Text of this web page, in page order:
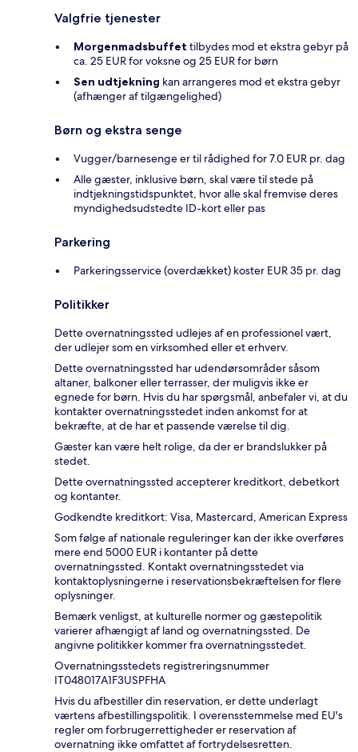
Valgfrie tjenester
Morgenmadsbuffet tilbydes mod et ekstra gebyr på
ca. 25 EUR for voksne og 25 EUR for børn
Sen udtjekning kan arrangeres mod et ekstra gebyr
(afhænger af tilgængelighed)
Børn og ekstra senge
Vugger/barnesenge er til rådighed for 7.0 EUR pr. dag
Alle gæster, inklusive børn, skal være til stede på
indtjekningstidspunktet, hvor alle skal fremvise deres
myndighedsudstedte ID-kort eller pas
Parkering
Parkeringsservice (overdækket) koster EUR 35 pr. dag
Politikker
Dette overnatningssted udlejes af en professionel vært,
der udlejer som en virksomhed eller et erhverv.
Dette overnatningssted har udendørsområder såsom
altaner, balkoner eller terrasser, der muligvis ikke er
egnede for børn. Hvis du har spørgsmål, anbefaler vi, at du
kontakter overnatningsstedet inden ankomst for at
bekræfte, at de har et passende værelse til dig.
Gæster kan være helt rolige, da der er brandslukker på
stedet.
Dette overnatningssted accepterer kreditkort, debetkort
og kontanter.
Godkendte kreditkort: Visa, Mastercard, American Express
Som følge af nationale reguleringer kan der ikke overføres
mere end 5000 EUR i kontanter på dette
overnatningssted. Kontakt overnatningsstedet via
kontaktoplysningerne i reservationsbekræftelsen for flere
oplysninger.
Bemærk venligst, at kulturelle normer og gæstepolitik
varierer afhængigt af land og overnatningssted. De
angivne politikker kommer fra overnatningsstedet.
Overnatningsstedets registreringsnummer
IT048017A1F3USPFHA
Hvis du afbestiller din reservation, er dette underlagt
værtens afbestillingspolitik. I overensstemmelse med EU's
regler om forbrugerrettigheder er reservation af
overnatning ikke omfattet af fortrydelsesretten.